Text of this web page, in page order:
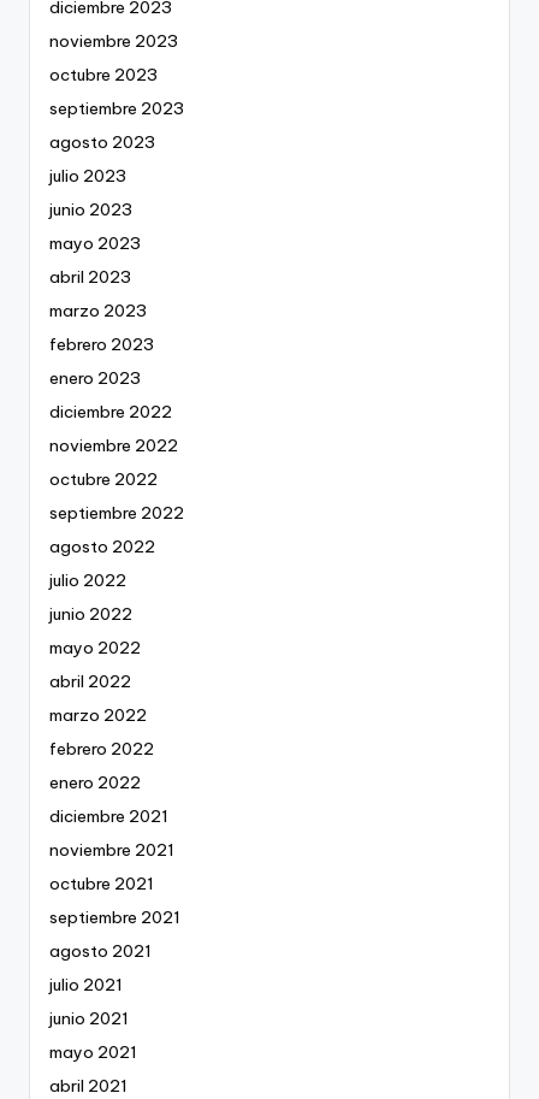
diciembre 2023
noviembre 2023
octubre 2023
septiembre 2023
agosto 2023
julio 2023
junio 2023
mayo 2023
abril 2023
marzo 2023
febrero 2023
enero 2023
diciembre 2022
noviembre 2022
octubre 2022
septiembre 2022
agosto 2022
julio 2022
junio 2022
mayo 2022
abril 2022
marzo 2022
febrero 2022
enero 2022
diciembre 2021
noviembre 2021
octubre 2021
septiembre 2021
agosto 2021
julio 2021
junio 2021
mayo 2021
abril 2021